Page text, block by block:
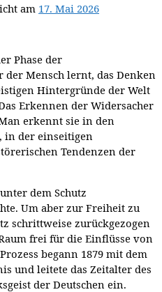
am 17. Mai 2026
Phase der
der Mensch lernt, das Denken
Hintergründe der Welt
Erkennen der Widersacher
erkennt sie in den
in der einseitigen
Tendenzen der
dem Schutz
Um aber zur Freiheit zu
schrittweise zurückgezogen
frei für die Einflüsse von
begann 1879 mit dem
und leitete das Zeitalter des
der Deutschen ein.